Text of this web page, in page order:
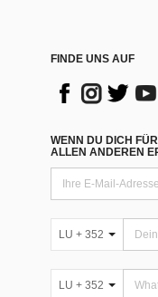
FINDE UNS AUF
WENN DU DICH
ALLEN ANDEREN
LU + 352
LU + 352